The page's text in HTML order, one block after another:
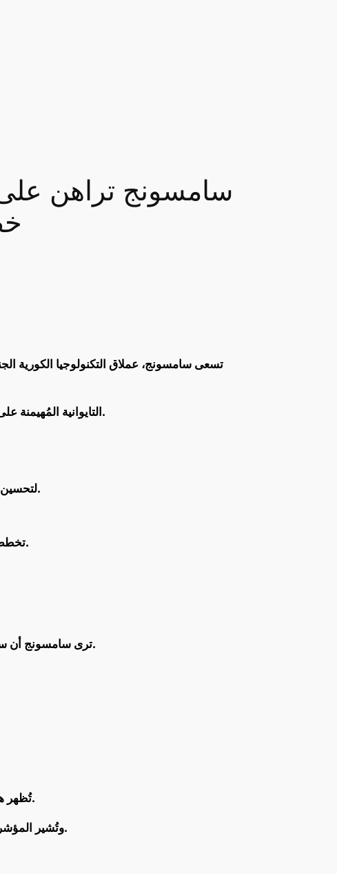
سامسونج تراهن
تسعى سامسونج، عملاق التكنولوجيا الكورية
وتواجه سامسونج تحديًا مزدوجًا يتمثل في اللحاق بشركة TSMC التايوانية المُهيمنة على السوق، ومواجهة المنافسة الجديدة من إنتل.
تعتمد الشركة على تقنية شبكة توصيل الطاقة الخلفية (Back-Powering) لتحسين أداء الرقاقات وكفاءتها.
تخطط سامسونج لبدء الإنتاج الضخم لرقائق الجيل الثاني من 3 نانومتر في النصف الثاني من عام 2024.
ترى سامسونج أن سوق رقاقات الذكاء الاصطناعي ينمو بمعدل سريع، ومن المتوقع أن يصل إلى 778 مليار دولار بحلول عام 2028.
تُظهر هذه الخطوات التزام سامسونج الراسخ بتطوير تقنيات رائدة وتقديم حلول مبتكرة لعملائها في جميع أنحاء العالم.
وتُشير المؤشرات إلى أن الشركة على المسار الصحيح لتحقيق رؤيتها المتمثلة في أن تصبح رائدة في عصر الذكاء الاصطناعي.